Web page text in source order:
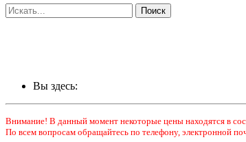
Вы здесь:
Внимание! В данный момент некоторые цены находятся в
По всем вопросам обращайтесь по телефону, электронной